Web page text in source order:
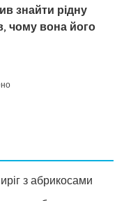
знайти рідну
чому вона його
до
рідну
Колиз абрикосами